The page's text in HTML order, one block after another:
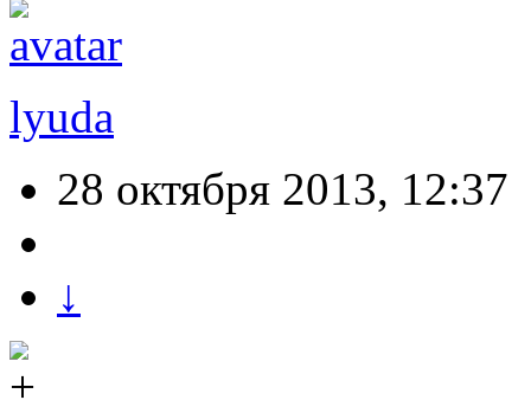
lyuda
28 октября 2013, 12:37
↓